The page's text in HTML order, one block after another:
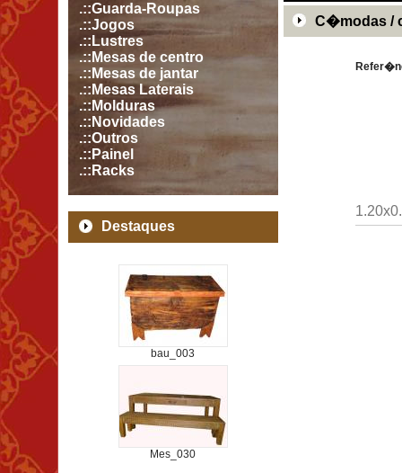
.::Guarda-Roupas
.::Jogos
.::Lustres
.::Mesas de centro
.::Mesas de jantar
.::Mesas Laterais
.::Molduras
.::Novidades
.::Outros
.::Painel
.::Racks
Destaques
bau_003
Mes_030
C�modas /